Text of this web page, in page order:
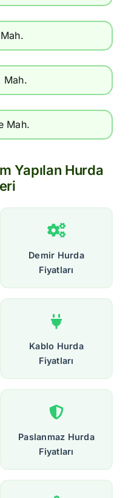
Mah.
Mah.
Yapılan Hurda
Demir Hurda
Fiyatları
Kablo Hurda
Fiyatları
Paslanmaz Hurda
Fiyatları